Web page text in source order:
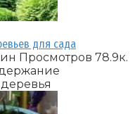
для сада
Просмотров 78.9к.